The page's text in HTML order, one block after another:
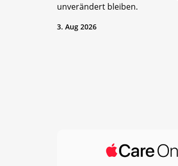
unverändert bleiben.
3. Aug 2026